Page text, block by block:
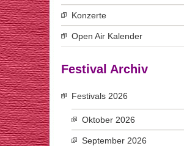
Konzerte
Open Air Kalender
Festival Archiv
Festivals 2026
Oktober 2026
September 2026